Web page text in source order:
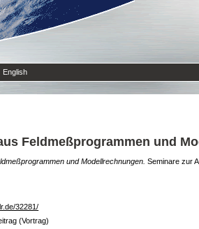
English
Feldmeßprogrammen und
und Modellrechnungen. Seminare zur
32281/
(Vortrag)